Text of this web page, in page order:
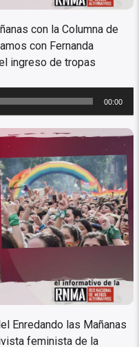
con la Columna de
con Fernanda
ingreso de tropas
00:00
Córdoba
Enredando las Mañanas
feminista de la